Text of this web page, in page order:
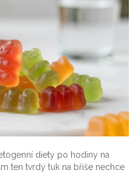
diety po hodiny na
ten tvrdý tuk na břiše nechce